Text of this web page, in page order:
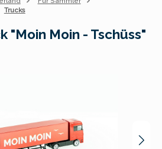
Trucks
"Moin Moin - Tschüss"